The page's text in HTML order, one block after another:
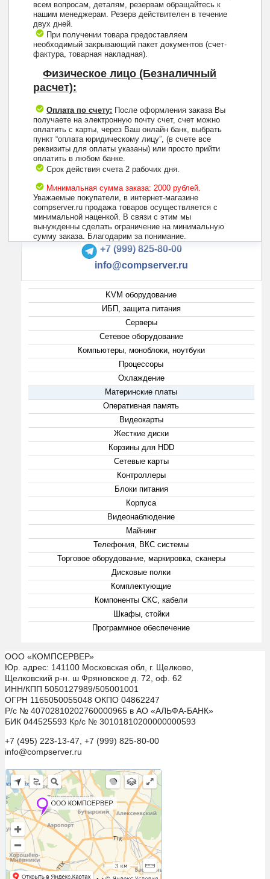
всем вопросам, деталям, резервам обращайтесь к
нашим менеджерам. Резерв действителен в течение
двух дней.
При получении товара предоставляем
необходимый закрывающий пакет документов (счет-
фактура, товарная накладная).
Физическое лицо (Безналичный
расчет):
Оплата по счету: После оформления заказа Вы
получаете на электронную почту счет, счет можно
оплатить с карты, через Ваш онлайн банк, выбрать
пункт “оплата юридическому лицу”, (в счете все
реквизиты для оплаты указаны) или просто прийти
оплатить в любом банке.
Срок действия счета 2 рабочих дня.
Минимальная сумма заказа: 2000 рублей.
Уважаемые покупатели, в интернет-магазине
compserver.ru продажа товаров осуществляется с
минимальной наценкой. В связи с этим мы
вынужденны сделать ограничение на минимальную
сумму заказа. Благодарим за понимание.
+7 (495) 223-13-47
+7 (999) 825-80-00
info@compserver.ru
KVM оборудование
ИБП, защита питания
Серверы
Сетевое оборудование
Компьютеры, моноблоки, ноутбуки
Процессоры
Охлаждение
Материнские платы
Оперативная память
Видеокарты
Жесткие диски
Корзины для HDD
Сетевые карты
Контроллеры
Блоки питания
Корпуса
Видеонаблюдение
Майнинг
Телефония, ВКС системы
Торговое оборудование, маркировка, сканеры
Дисковые полки
Комплектующие
Компоненты СКС, кабели
Шкафы, стойки
Программное обеспечение
ООО «КОМПСЕРВЕР»
Юр. адрес: 141100 Московская обл, г. Щелково,
Щелковский р-н. ш Фряновское д. 72, оф. 62
ИНН/КПП 5050127989/505001001
ОГРН 1165050055048 ОКПО 04862247
Р/с № 40702810202760000965 в АО «АЛЬФА-БАНК»
БИК 044525593 Кр/с № 30101810200000000593
+7 (495) 223-13-47, +7 (999) 825-80-00
info@compserver.ru